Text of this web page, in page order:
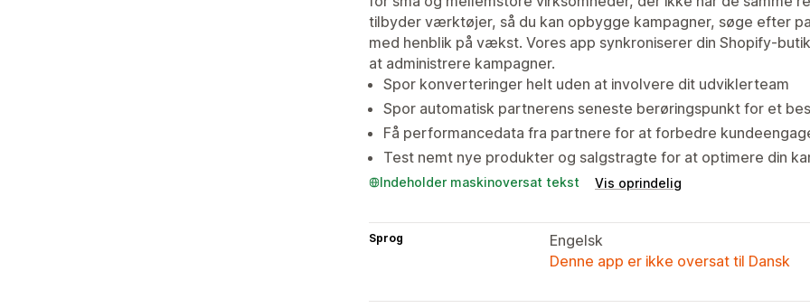
tilbyder værktøjer, så du kan opbygge kampagner, søge efter
med henblik på vækst. Vores app synkroniserer din Shopify-
at administrere kampagner.
Spor konverteringer helt uden at involvere dit udviklerteam
Spor automatisk partnerens seneste berøringspunkt for et
Få performancedata fra partnere for at forbedre
Test nemt nye produkter og salgstragte for at optimere din
Indeholder maskinoversat tekst Vis oprindelig
Sprog
Engelsk
Denne app er ikke oversat til Dansk